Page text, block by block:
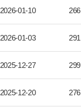
2026-01-10 266
2026-01-03 291
2025-12-27 299
2025-12-20 276